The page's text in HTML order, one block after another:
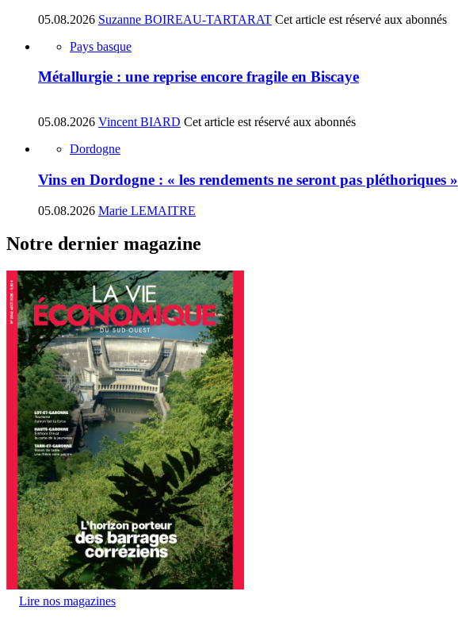
05.08.2026 Suzanne BOIREAU-TARTARAT Cet article est réservé aux abonnés
Pays basque
Métallurgie : une reprise encore fragile en Biscaye
05.08.2026 Vincent BIARD Cet article est réservé aux abonnés
Dordogne
Vins en Dordogne : « les rendements ne seront pas pléthoriques »
05.08.2026 Marie LEMAITRE
Notre dernier magazine
Lire nos magazines